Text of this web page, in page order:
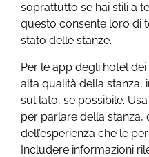
soprattutto se hai stili a
questo consente loro di
stato delle stanze.
Per le app degli hotel
alta qualità della stanza,
sul lato, se possibile.
per parlare della stanza,
dell’esperienza che le
Includere informazioni